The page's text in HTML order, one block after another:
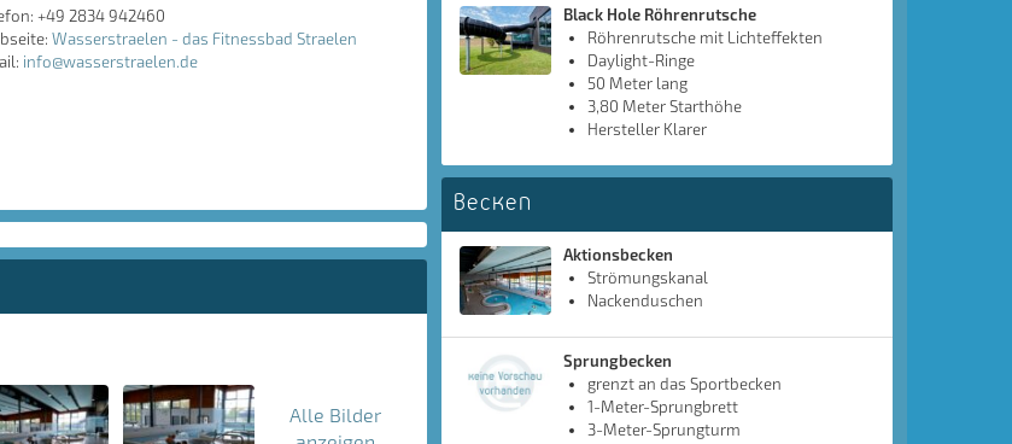
+49 2834 942460
Wasserstraelen - das Fitnessbad Straelen
info@wasserstraelen.de
Alle Bilder
Black Hole Röhrenrutsche
Röhrenrutsche mit Lichteffekten
Daylight-Ringe
50 Meter lang
3,80 Meter Starthöhe
Hersteller Klarer
Becken
Aktionsbecken
Strömungskanal
Nackenduschen
Sprungbecken
grenzt an das Sportbecken
1-Meter-Sprungbrett
3-Meter-Sprungturm